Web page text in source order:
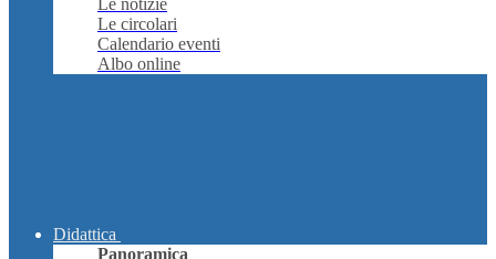
Le notizie
Le circolari
Calendario eventi
Albo online
Didattica
Panoramica